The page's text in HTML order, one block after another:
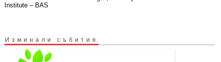
Institute – BAS
Изминали събития